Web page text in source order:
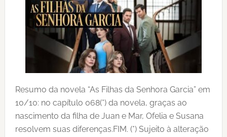
Resumo da novela “As Filhas da Senhora Garcia” em
10/10: no capítulo 068(*) da novela, graças ao
nascimento da filha de Juan e Mar, Ofelia e Susana
resolvem suas diferenças.FIM. (*) Sujeito à alteração